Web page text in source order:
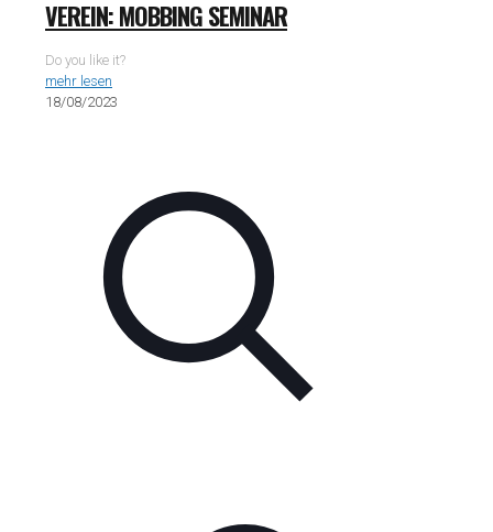
VEREIN: MOBBING SEMINAR
Do you like it?
mehr lesen
18/08/2023